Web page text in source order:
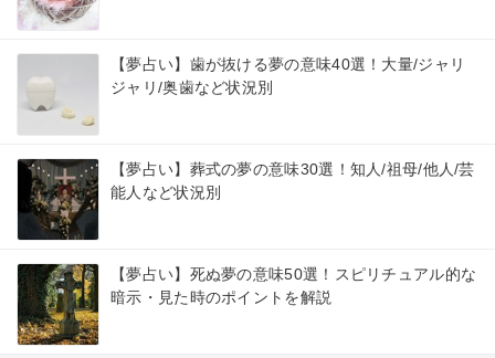
【夢占い】歯が抜ける夢の意味40選！大量/ジャリ
ジャリ/奥歯など状況別
【夢占い】葬式の夢の意味30選！知人/祖母/他人/芸
能人など状況別
【夢占い】死ぬ夢の意味50選！スピリチュアル的な
暗示・見た時のポイントを解説